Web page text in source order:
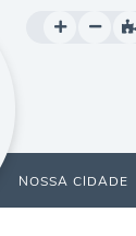
NOSSA CIDADE